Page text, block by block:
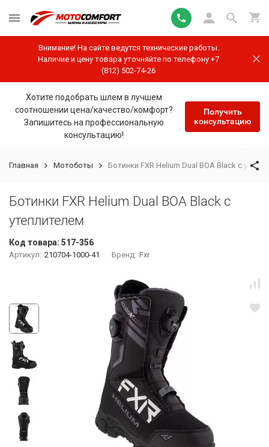
Внимание! На сайте ведутся технические работы.
Наличие и цену товара уточняйте по телефону +7
(812) 502-74-26
Хотите подобрать шлем в лучшем
соотношении цена/качество/комфорт?
Запишитесь на профессиональную
консультацию!
Получить
консультацию
Главная Мотоботы Ботинки FXR Helium Dual BOA Black с
Ботинки FXR Helium Dual BOA Black с
утеплителем
Код товара: 517-356
Артикул: 210704-1000-41 Бренд: Fxr